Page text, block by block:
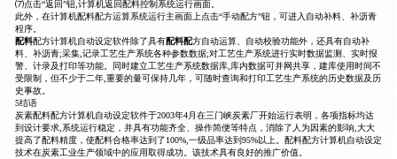
⑺点击“返回”钮,计算机返回配料控制系统运行画面。
此外，在计算机配料配方运算系统运行主画面上点击“手动配方”钮，可进入自动补料、补沥青
程序。
配料配方计算机自动设定软件除了具有配料配方自动运算、自动校验功能外，还具有自动补
料、补沥青;采集,记录工艺生产系统各种参数数据;对工艺生产系统进行实时数据监测、实时报
警、计录及打印等功能。同时建立工艺生产系统数据库,库内数据可并网共享，建库使用时间不
受限制，但不少于二年,重要的量可保持几年，可随时查询和打印工艺生产系统的历史数据及历
史事故。
5结语
炭素配料配方计算机自动设定软件于2003年4月在三门峡炭素厂开始运行表明，各项指标均达
到设计要求,系统运行稳定，并具有功能齐全、操作简便等特点，消除了人为因素的影响,大大
提高了配料精度，使配料合格率达到了100%,一级品率达到95%以上。配料配方计算机自动设定
技术在炭素工业生产领域中的应用取得成功。该技术具有良好的推广价值。